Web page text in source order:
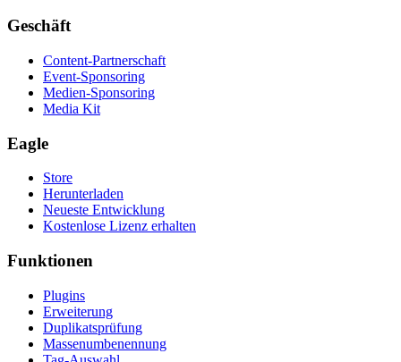
Geschäft
Content-Partnerschaft
Event-Sponsoring
Medien-Sponsoring
Media Kit
Eagle
Store
Herunterladen
Neueste Entwicklung
Kostenlose Lizenz erhalten
Funktionen
Plugins
Erweiterung
Duplikatsprüfung
Massenumbenennung